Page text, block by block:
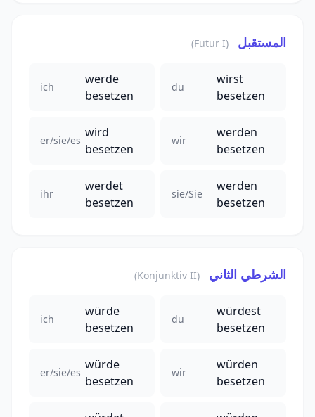
المستقبل (Futur I)
ich
werde
besetzen
du
wirst
besetzen
er/sie/es
wird
besetzen
wir
werden
besetzen
ihr
werdet
besetzen
sie/Sie
werden
besetzen
الشرطي الثاني (Konjunktiv II)
ich
würde
besetzen
du
würdest
besetzen
er/sie/es
würde
besetzen
wir
würden
besetzen